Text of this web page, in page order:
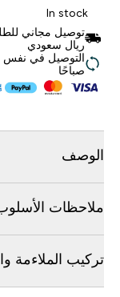
In stock
ريال سعودي
صباحًا
الوصف
ملاحظات
تركيب الملاءمة